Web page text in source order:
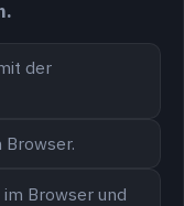
der
Browser und